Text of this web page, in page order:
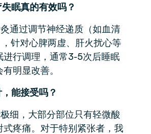
眠真的有效吗？
通过调节神经递质（如血清
针对心脾两虚、肝火扰心等
进行调理，通常3-5次后睡眠
明显改善。
能接受吗？
细，大部分部位只有轻微酸
式疼痛。对于特别紧张者，我